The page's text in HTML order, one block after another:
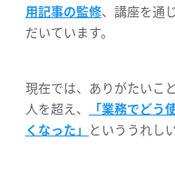
用記事の監修、講座を通
だいています。
現在では、ありがたいこ
人を超え、
「業務でど
くなった」 といううれし